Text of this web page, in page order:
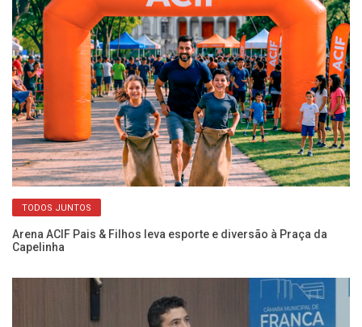
TODOS JUNTOS
Arena ACIF Pais & Filhos leva esporte e diversão à Praça da
Capelinha